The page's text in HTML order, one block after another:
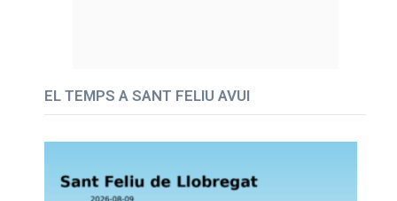
EL TEMPS A SANT FELIU AVUI